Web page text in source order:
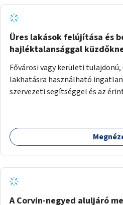
Üres lakások felújítása és
hajléktalansággal
Fővárosi vagy kerületi
lakhatásra használható
szervezeti segítséggel és az
A Corvin-negyed aluljáró